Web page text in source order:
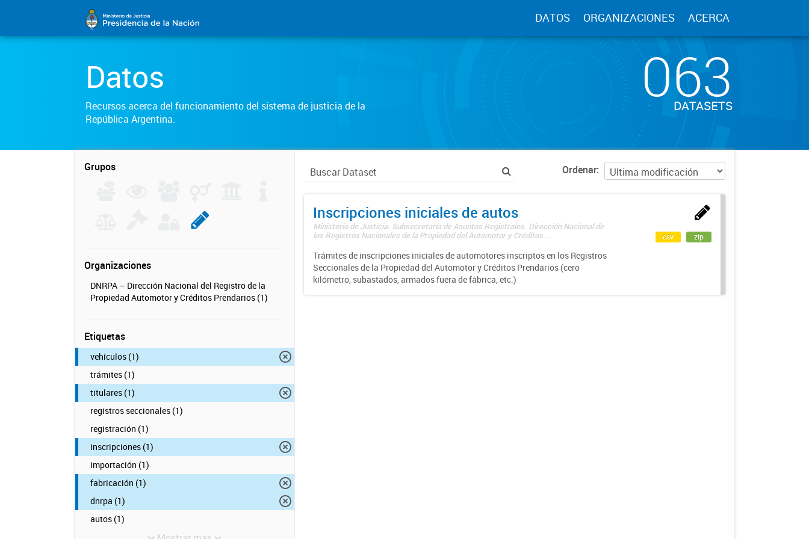
DATOS ORGANIZACIONES ACERCA
Datos
Recursos acerca del funcionamiento del sistema de justicia de la
República Argentina.
063
DATASETS
Grupos
Organizaciones
DNRPA – Dirección Nacional del Registro de la
Propiedad Automotor y Créditos Prendarios (1)
Etiquetas
vehículos (1)
trámites (1)
titulares (1)
registros seccionales (1)
registración (1)
inscripciones (1)
importación (1)
fabricación (1)
dnrpa (1)
autos (1)
Ordenar
Inscripciones iniciales de autos
Ministerio de Justicia. Subsecretaría de Asuntos Registrales. Dirección Nacional de
los Registros Nacionales de la Propiedad del Automotor y Créditos ...
Trámites de inscripciones iniciales de automotores inscriptos en los Registros
Seccionales de la Propiedad del Automotor y Créditos Prendarios (cero
kilómetro, subastados, armados fuera de fábrica, etc.)
csv zip